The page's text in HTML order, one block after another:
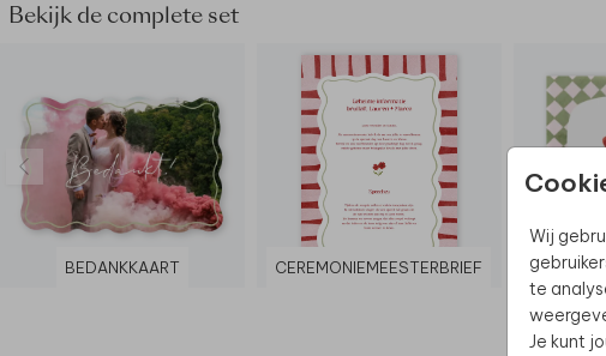
Wij
te
Je kunt
Bekijk de complete set
BEDANKKAART CEREMONIEMEESTERBRIEF